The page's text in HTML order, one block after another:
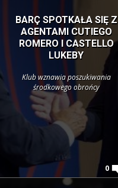
BARÇ SPOTKAŁA SIĘ Z
AGENTAMI CUTIEGO
ROMERO I CASTELLO
LUKEBY
Klub wznawia poszukiwania
środkowego obrońcy
0